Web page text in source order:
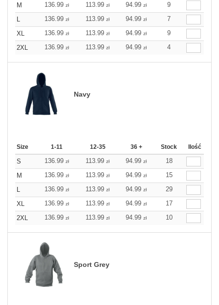
M
136.99 zł 113.99 zł 94.99 zł
9
L
136.99 zł 113.99 zł 94.99 zł
7
XL
136.99 zł 113.99 zł 94.99 zł
9
2XL
136.99 zł 113.99 zł 94.99 zł 4
Navy
Size 1-11 12-35 36 + Stock Ilość
S 136.99 zł 113.99 zł 94.99 zł
18
M
136.99 zł 113.99 zł 94.99 zł
15
L
136.99 zł 113.99 zł 94.99 zł
29
XL
136.99 zł 113.99 zł 94.99 zł
17
2XL
136.99 zł 113.99 zł 94.99 zł 10
Sport Grey